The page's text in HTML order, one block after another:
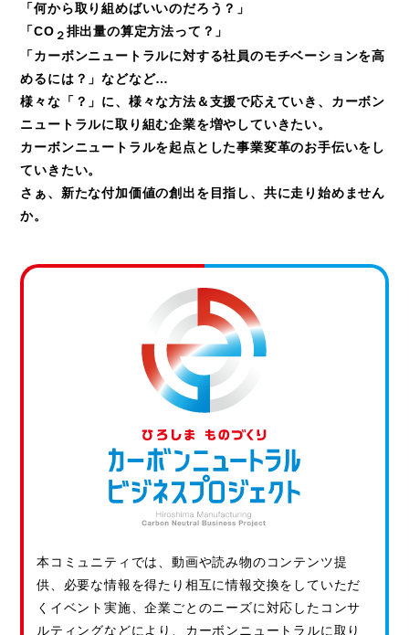
「何から取り組めばいいのだろう？」
「CO ２ 排出量の算定方法って？」
「カーボンニュートラルに対する社員のモチベーションを高
めるには？」などなど…
様々な「？」に、様々な方法＆支援で応えていき、カーボン
ニュートラルに取り組む企業を増やしていきたい。
カーボンニュートラルを起点とした事業変革のお手伝いをし
ていきたい。
さぁ、新たな付加価値の創出を目指し、共に走り始めません
か。
本コミュニティでは、動画や読み物のコンテンツ提
供、必要な情報を得たり相互に情報交換をしていただ
くイベント実施、企業ごとのニーズに対応したコンサ
ルティングなどにより、カーボンニュートラルに取り